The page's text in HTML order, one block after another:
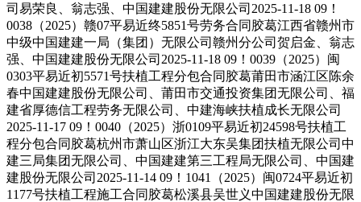
司易荣良、翁志强、中国建建股份无限公司2025-11-18 09！
0038（2025）赣07平易近终5851号劳务合同胶葛江西省赣州市
中级中国建建一局（集团）无限公司赣州分公司贺启金、翁志
强、中国建建股份无限公司2025-11-18 09！0039（2025）闽
0303平易近初5571号扶植工程分包合同胶葛莆田市涵江区陈余
春中国建建股份无限公司、莆田市交通投资集团无限公司、福
建省厚德信工程劳务无限公司、中建海峡扶植成长无限公司
2025-11-17 09！0040（2025）浙0109平易近初24598号扶植工
程分包合同胶葛杭州市萧山区浙江大东吴集团扶植无限公司中
建三局集团无限公司、中国建建第三工程局无限公司、中国建
建股份无限公司2025-11-14 09！1041（2025）闽0724平易近初
1177号扶植工程施工合同胶葛松溪县吴世义中国建建股份无限